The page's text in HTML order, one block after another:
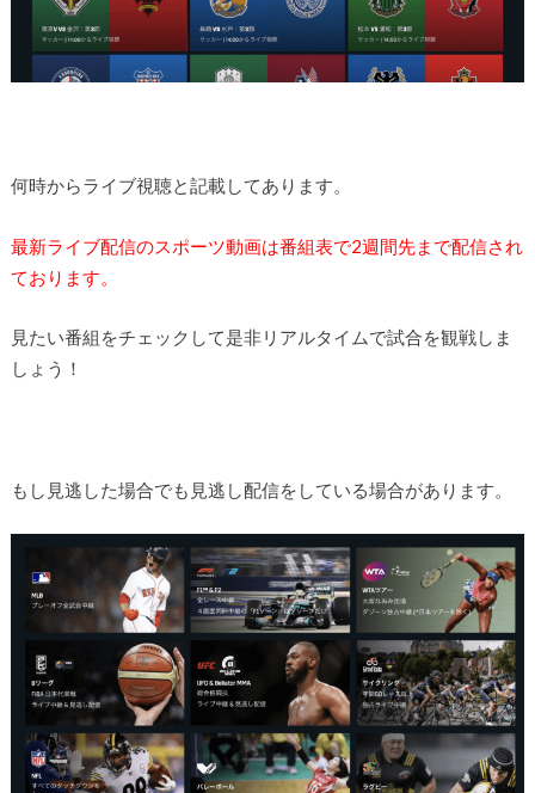
何時からライブ視聴と記載してあります。
最新ライブ配信のスポーツ動画は番組表で2週間先まで配信され
ております。
見たい番組をチェックして是非リアルタイムで試合を観戦しま
しょう！
もし見逃した場合でも見逃し配信をしている場合があります。